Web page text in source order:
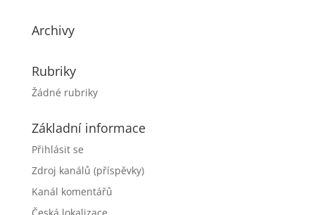
Archivy
Rubriky
Žádné rubriky
Základní informace
Přihlásit se
Zdroj kanálů (příspěvky)
Kanál komentářů